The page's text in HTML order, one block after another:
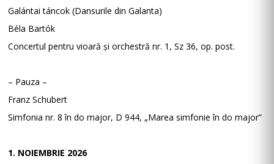
Galántai táncok (Dansurile din Galanta)
Béla Bartók
Concertul pentru vioară și orchestră nr. 1, Sz 36, op. post.
– Pauza –
Franz Schubert
Simfonia nr. 8 în do major, D 944, „Marea simfonie în do major”
1. NOIEMBRIE 2026